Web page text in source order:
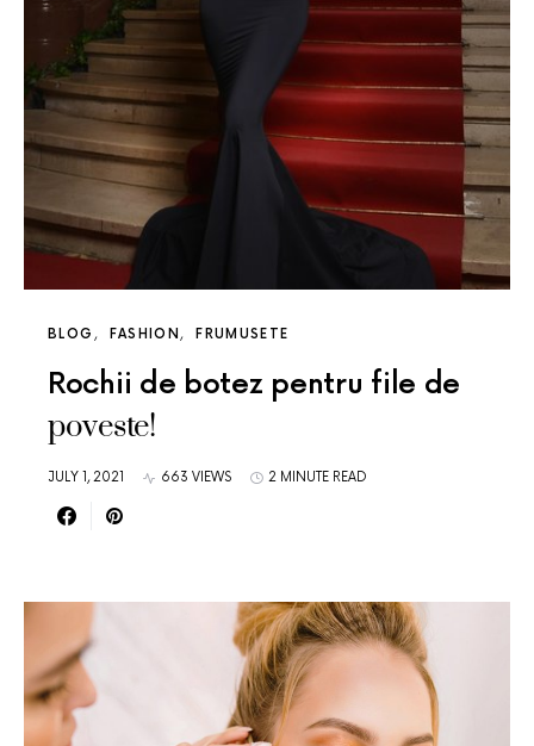
BLOG FASHION FRUMUSETE
Rochii de botez pentru file de
poveste!
JULY 1, 2021 663 VIEWS 2 MINUTE READ